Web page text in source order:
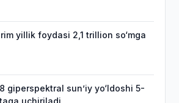
yillik foydasi 2,1 trillion so‘mga
giperspektral sun’iy yo‘ldoshi 5-
uchiriladi